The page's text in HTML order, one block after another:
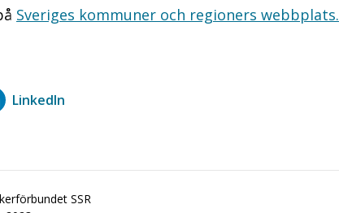
Sveriges kommuner och regioners webbplats.
LinkedIn
SSR